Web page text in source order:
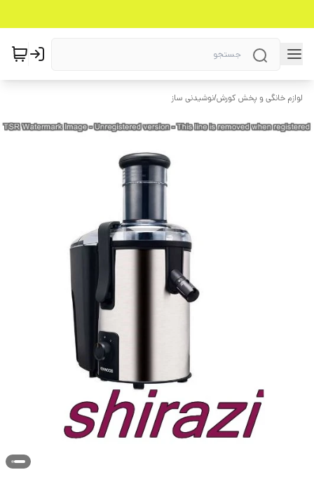
لوازم خانگی و پخش کورش/نوشیدنی ساز